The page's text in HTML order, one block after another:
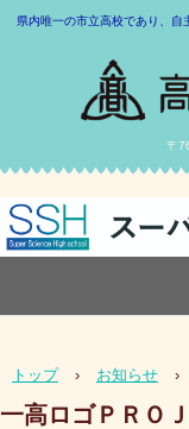
県内唯一の市立高校であり、自
〒
トップ › お知らせ ›
一高ロゴＰＲＯ